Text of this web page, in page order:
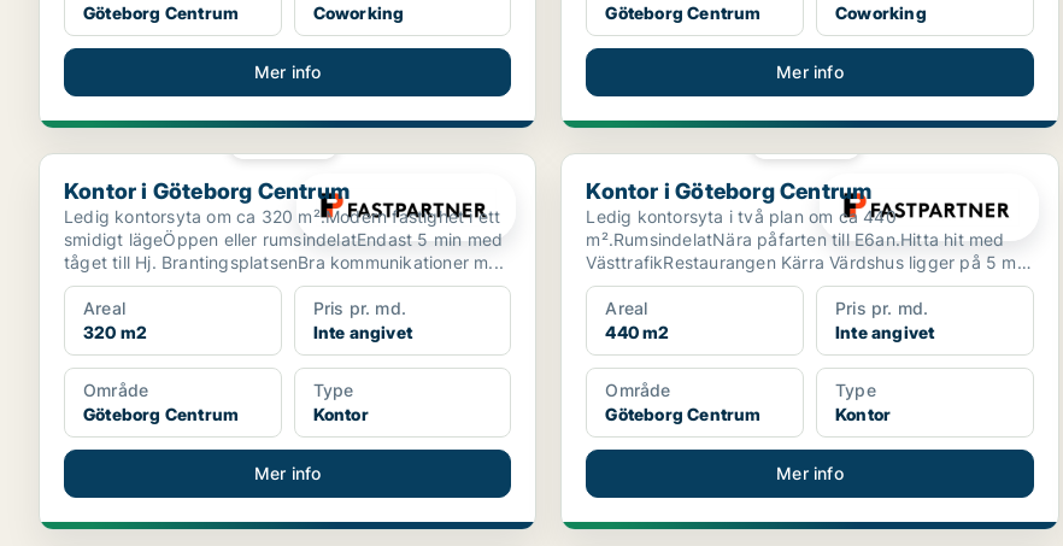
Göteborg Centrum
Coworking
Mer info
Göteborg Centrum
Coworking
Mer info
Kontor i Göteborg Centrum
Kontor i Göteborg Centrum
Ledig kontorsyta om ca 320 m².Modern fastighet i ett
smidigt lägeÖppen eller rumsindelatEndast 5 min med
tåget till Hj. BrantingsplatsenBra kommunikationer m...
Areal
320 m2
Pris pr. md.
Inte angivet
Område
Göteborg Centrum
Type
Kontor
Mer info
Kontor i Göteborg Centrum
Kontor i Göteborg Centrum
Ledig kontorsyta i två plan om ca 440
m².RumsindelatNära påfarten till E6an.Hitta hit med
VästtrafikRestaurangen Kärra Värdshus ligger på 5 min
gångavstånd.S...
Areal
440 m2
Pris pr. md.
Inte angivet
Område
Göteborg Centrum
Type
Kontor
Mer info